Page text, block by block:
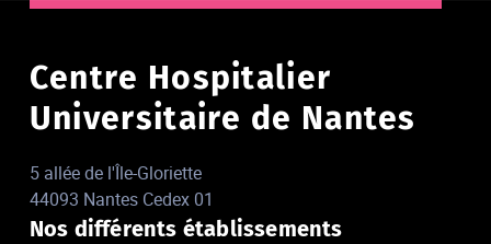
Centre Hospitalier
Universitaire de Nantes
5 allée de l'Île-Gloriette
44093 Nantes Cedex 01
Nos différents établissements